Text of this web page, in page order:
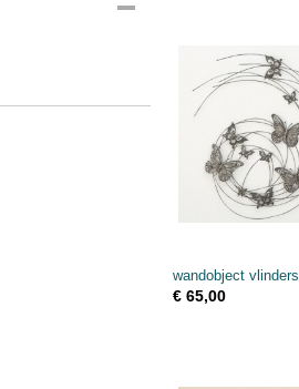
wandobject vlinders
€ 65,00